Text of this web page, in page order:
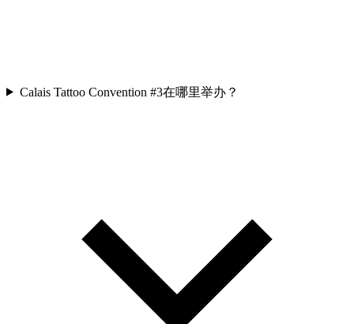
Calais Tattoo Convention #3在哪里举办？